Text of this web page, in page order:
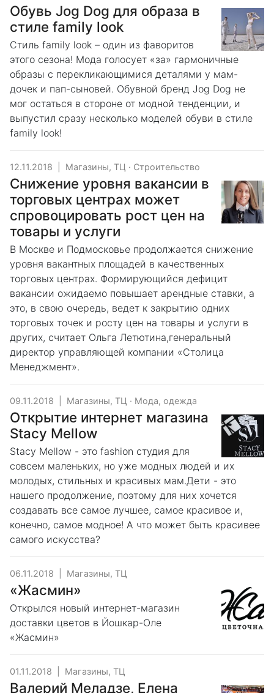
Обувь Jog Dog для образа в
стиле family look
Стиль family look – один из фаворитов
этого сезона! Мода голосует «за» гармоничные
образы с перекликающимися деталями у мам-
дочек и пап-сыновей. Обувной бренд Jog Dog не
мог остаться в стороне от модной тенденции, и
выпустил сразу несколько моделей обуви в стиле
family look!
12.11.2018 Магазины, ТЦ · Строительство
Снижение уровня вакансии в
торговых центрах может
спровоцировать рост цен на
товары и услуги
В Москве и Подмосковье продолжается снижение
уровня вакантных площадей в качественных
торговых центрах. Формирующийся дефицит
вакансии ожидаемо повышает арендные ставки, а
это, в свою очередь, ведет к закрытию одних
торговых точек и росту цен на товары и услуги в
других, считает Ольга Летютина,генеральный
директор управляющей компании «Столица
Менеджмент».
09.11.2018 Магазины, ТЦ · Мода, одежда
Открытие интернет магазина
Stacy Mellow
Stacy Mellow - это fashion студия для
совсем маленьких, но уже модных людей и их
молодых, стильных и красивых мам.Дети - это
нашего продолжение, поэтому для них хочется
создавать все самое лучшее, самое красивое и,
конечно, самое модное! А что может быть красивее
самого искусства?
06.11.2018 Магазины, ТЦ
«Жасмин»
Открылся новый интернет-магазин
доставки цветов в Йошкар-Оле
«Жасмин»
01.11.2018 Магазины, ТЦ
Валерий Меладзе, Елена